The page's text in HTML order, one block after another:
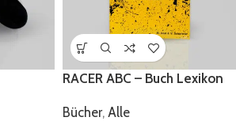
RACER ABC – Buch Lexikon
Bücher, Alle